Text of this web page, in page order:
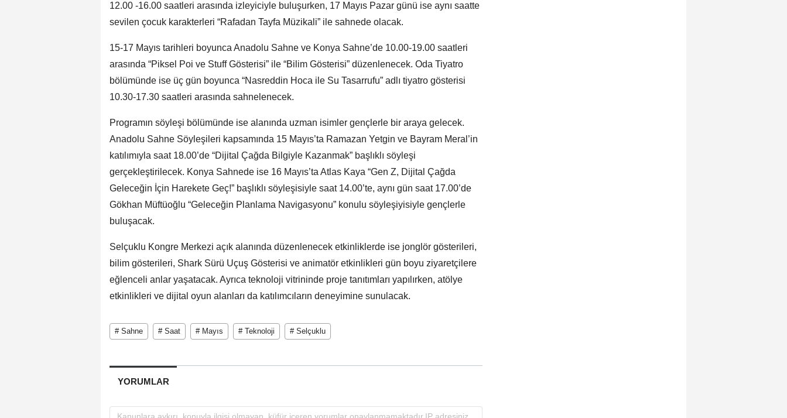
12.00 -16.00 saatleri arasında izleyiciyle buluşurken, 17 Mayıs Pazar günü ise aynı saatte
sevilen çocuk karakterleri “Rafadan Tayfa Müzikali” ile sahnede olacak.
15-17 Mayıs tarihleri boyunca Anadolu Sahne ve Konya Sahne’de 10.00-19.00 saatleri
arasında “Piksel Poi ve Stuff Gösterisi” ile “Bilim Gösterisi” düzenlenecek. Oda Tiyatro
bölümünde ise üç gün boyunca “Nasreddin Hoca ile Su Tasarrufu” adlı tiyatro gösterisi
10.30-17.30 saatleri arasında sahnelenecek.
Programın söyleşi bölümünde ise alanında uzman isimler gençlerle bir araya gelecek.
Anadolu Sahne Söyleşileri kapsamında 15 Mayıs’ta Ramazan Yetgin ve Bayram Meral’in
katılımıyla saat 18.00’de “Dijital Çağda Bilgiyle Kazanmak” başlıklı söyleşi
gerçekleştirilecek. Konya Sahnede ise 16 Mayıs’ta Atlas Kaya “Gen Z, Dijital Çağda
Geleceğin İçin Harekete Geç!” başlıklı söyleşisiyle saat 14.00’te, aynı gün saat 17.00’de
Gökhan Müftüoğlu “Geleceğin Planlama Navigasyonu” konulu söyleşiyisiyle gençlerle
buluşacak.
Selçuklu Kongre Merkezi açık alanında düzenlenecek etkinliklerde ise jonglör gösterileri,
bilim gösterileri, Shark Sürü Uçuş Gösterisi ve animatör etkinlikleri gün boyu ziyaretçilere
eğlenceli anlar yaşatacak. Ayrıca teknoloji vitrininde proje tanıtımları yapılırken, atölye
etkinlikleri ve dijital oyun alanları da katılımcıların deneyimine sunulacak.
# Sahne # Saat # Mayıs # Teknoloji # Selçuklu
YORUMLAR